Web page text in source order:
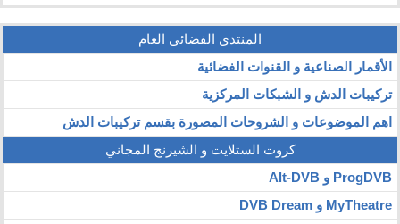
المنتدى الفضائى العام
الأقمار الصناعية و القنوات الفضائية
تركيبات الدش و الشبكات المركزية
اهم الموضوعات و الشروحات المصورة بقسم تركيبات الدش
كروت الستلايت و الشيرنج المجاني
ProgDVB و Alt-DVB
MyTheatre و DVB Dream